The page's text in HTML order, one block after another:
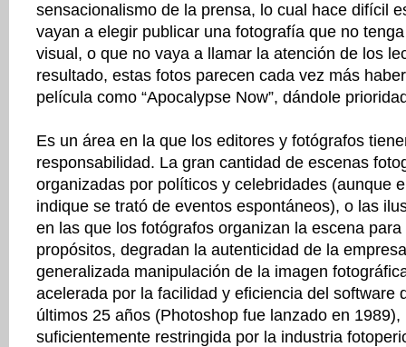
sensacionalismo de la prensa, lo cual hace difícil
vayan a elegir publicar una fotografía que no
visual, o que no vaya a llamar la atención de los
resultado, estas fotos parecen cada vez más
película como “Apocalypse Now”, dándole
Es un área en la que los editores y fotógrafos
responsabilidad. La gran cantidad de escenas
organizadas por políticos y celebridades (aunque
indique se trató de eventos espontáneos), o las
en las que los fotógrafos organizan la escena
propósitos, degradan la autenticidad de la
generalizada manipulación de la imagen
acelerada por la facilidad y eficiencia del software
últimos 25 años (Photoshop fue lanzado en 1989),
suficientemente restringida por la industria